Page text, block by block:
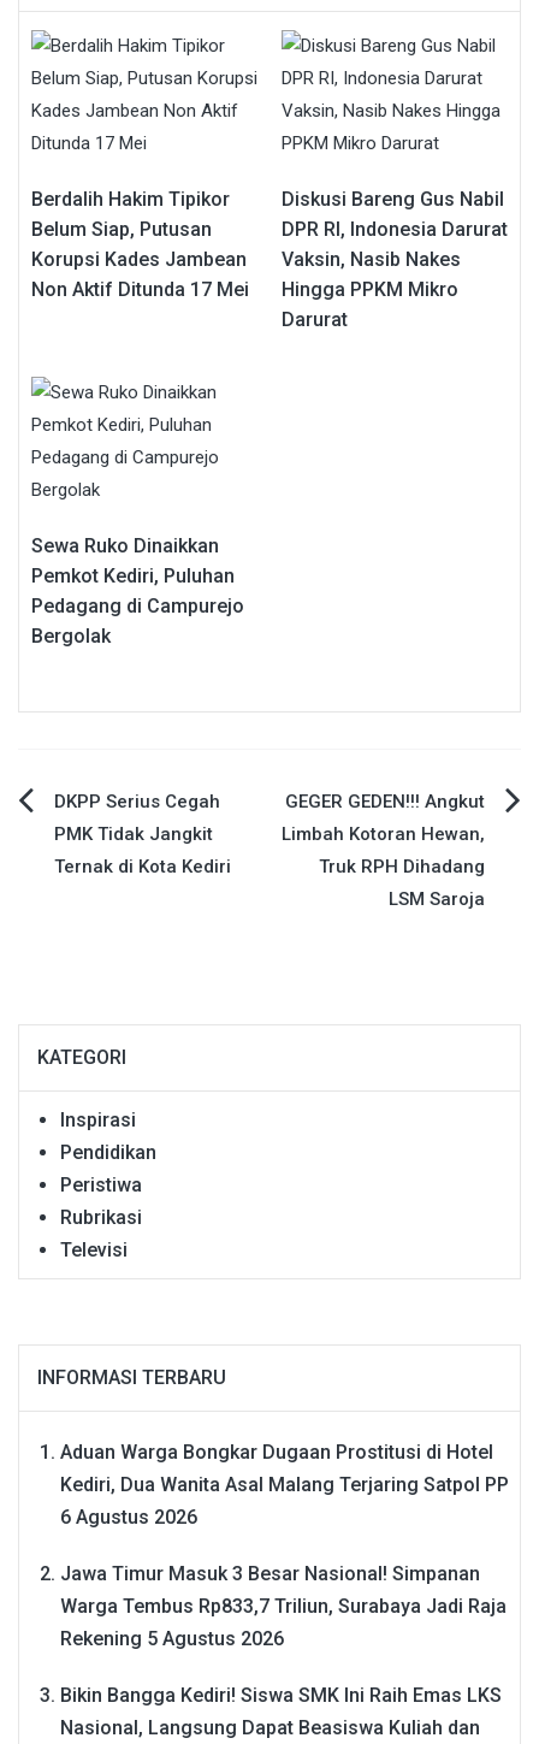
Berdalih Hakim Tipikor
Belum Siap, Putusan
Korupsi Kades Jambean
Non Aktif Ditunda 17 Mei
Diskusi Bareng Gus Nabil
DPR RI, Indonesia Darurat
Vaksin, Nasib Nakes
Hingga PPKM Mikro
Darurat
Sewa Ruko Dinaikkan
Pemkot Kediri, Puluhan
Pedagang di Campurejo
Bergolak
Navigasi
pos
DKPP Serius Cegah
PMK Tidak Jangkit
Ternak di Kota Kediri
GEGER GEDEN!!! Angkut
Limbah Kotoran Hewan,
Truk RPH Dihadang
LSM Saroja
KATEGORI
Inspirasi
Pendidikan
Peristiwa
Rubrikasi
Televisi
INFORMASI TERBARU
Aduan Warga Bongkar Dugaan Prostitusi di Hotel
Kediri, Dua Wanita Asal Malang Terjaring Satpol PP
6 Agustus 2026
Jawa Timur Masuk 3 Besar Nasional! Simpanan
Warga Tembus Rp833,7 Triliun, Surabaya Jadi Raja
Rekening 5 Agustus 2026
Bikin Bangga Kediri! Siswa SMK Ini Raih Emas LKS
Nasional, Langsung Dapat Beasiswa Kuliah dan